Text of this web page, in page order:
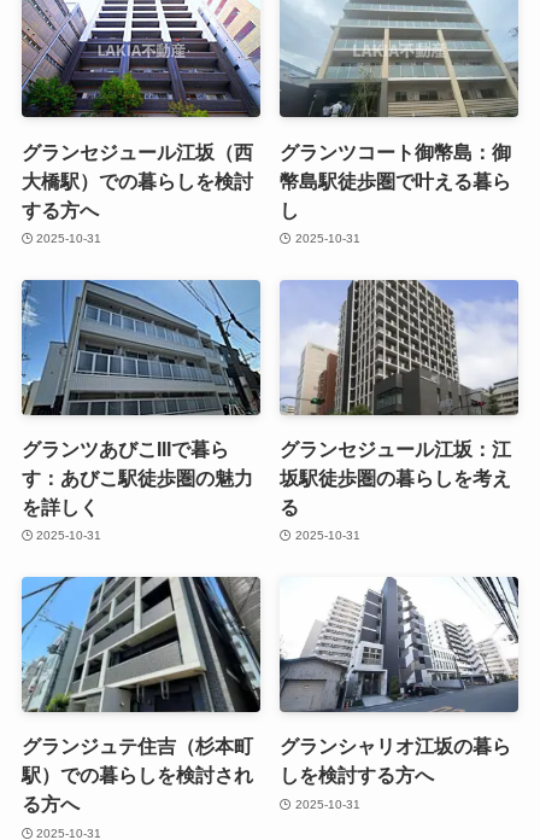
グランセジュール江坂（西
大橋駅）での暮らしを検討
する方へ
2025-10-31
グランツコート御幣島：御
幣島駅徒歩圏で叶える暮ら
し
2025-10-31
グランツあびこIIIで暮ら
す：あびこ駅徒歩圏の魅力
を詳しく
2025-10-31
グランセジュール江坂：江
坂駅徒歩圏の暮らしを考え
る
2025-10-31
グランジュテ住吉（杉本町
駅）での暮らしを検討され
る方へ
2025-10-31
グランシャリオ江坂の暮ら
しを検討する方へ
2025-10-31